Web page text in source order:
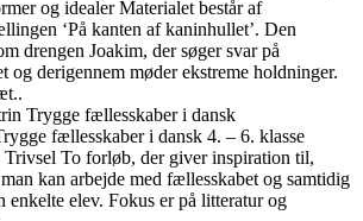
og idealer Materialet består af
‘På kanten af kaninhullet’. Den
drengen Joakim, der søger svar på
og derigennem møder ekstreme holdninger.
Trygge fællesskaber i dansk
fællesskaber i dansk 4. – 6. klasse
Trivsel To forløb, der giver inspiration til,
kan arbejde med fællesskabet og samtidig
enkelte elev. Fokus er på litteratur og